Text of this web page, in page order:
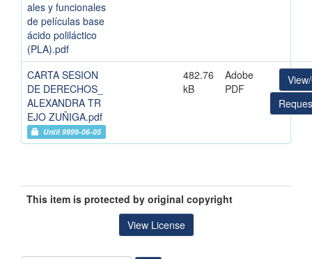
ales y funcionales
de películas base
ácido poliláctico
(PLA).pdf
CARTA SESION
DE DERECHOS_
ALEXANDRA TR
EJO ZUÑIGA.pdf
Until 9999-06-05
482.76
kB
Adobe
PDF
This item is protected by original copyright
View License